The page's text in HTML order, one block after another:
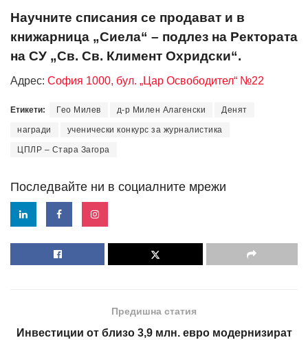
Научните списания се продават и в
книжарница „Сиела“ – подлез на Ректората
на СУ „Св. Св. Климент Охридски“.
Адрес: София 1000, бул. „Цар Освободител“ №22
Етикети: Гео Милев д-р Милен Алагенски Денят
награди ученически конкурс за журналистика
ЦПЛР – Стара Загора
Последвайте ни в социалните мрежи
Предишна статия
Инвестиции от близо 3,9 млн. евро модернизират